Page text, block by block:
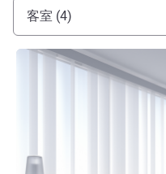
客室 (4)
詳細を表示